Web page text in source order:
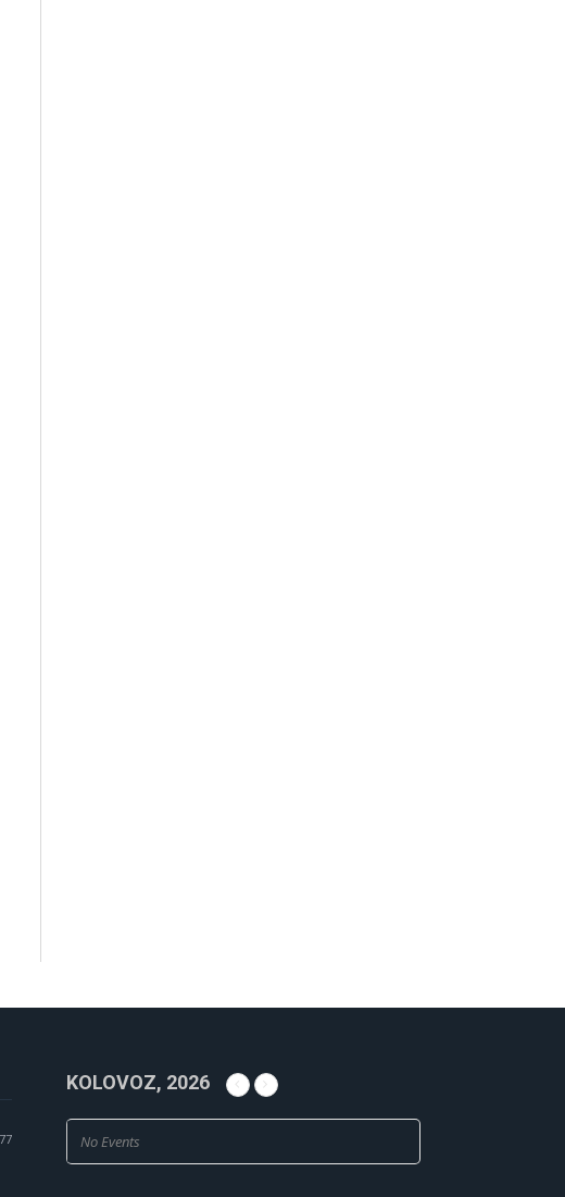
77
KOLOVOZ, 2026
No Events